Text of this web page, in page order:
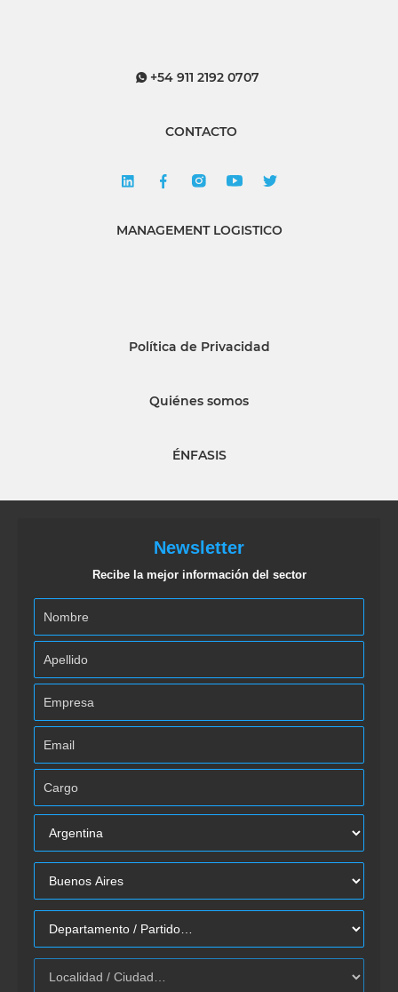
+54 911 2192 0707
CONTACTO
MANAGEMENT LOGISTICO
Política de Privacidad
Quiénes somos
ÉNFASIS
Newsletter
Recibe la mejor información del sector